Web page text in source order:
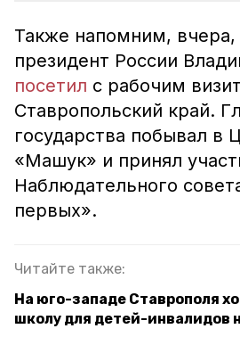
Также напомним, вчера,
президент России
посетил с рабочим
Ставропольский край.
государства побывал в
«Машук» и принял
Наблюдательного
первых».
Читайте также:
На юго-западе Ставрополя
школу для детей-инвалидов